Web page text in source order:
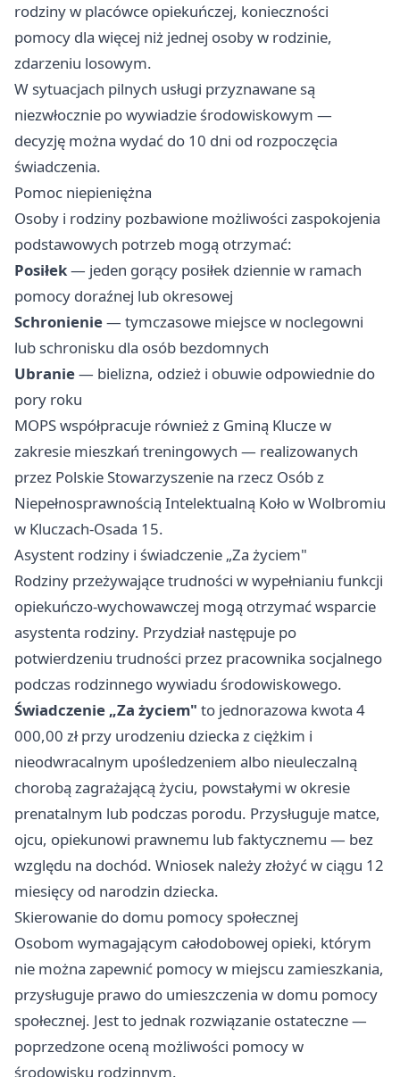
rodziny w placówce opiekuńczej, konieczności
pomocy dla więcej niż jednej osoby w rodzinie,
zdarzeniu losowym.
W sytuacjach pilnych usługi przyznawane są
niezwłocznie po wywiadzie środowiskowym —
decyzję można wydać do 10 dni od rozpoczęcia
świadczenia.
Pomoc niepieniężna
Osoby i rodziny pozbawione możliwości zaspokojenia
podstawowych potrzeb mogą otrzymać:
Posiłek— jeden gorący posiłek dziennie w ramach
pomocy doraźnej lub okresowej
Schronienie— tymczasowe miejsce w noclegowni
lub schronisku dla osób bezdomnych
Ubranie— bielizna, odzież i obuwie odpowiednie do
pory roku
MOPS współpracuje również z Gminą Klucze w
zakresie mieszkań treningowych — realizowanych
przez Polskie Stowarzyszenie na rzecz Osób z
Niepełnosprawnością Intelektualną Koło w Wolbromiu
w Kluczach-Osada 15.
Asystent rodziny i świadczenie „Za życiem"
Rodziny przeżywające trudności w wypełnianiu funkcji
opiekuńczo-wychowawczej mogą otrzymać wsparcie
asystenta rodziny. Przydział następuje po
potwierdzeniu trudności przez pracownika socjalnego
podczas rodzinnego wywiadu środowiskowego.
Świadczenie „Za życiem" to jednorazowa kwota 4
000,00 zł przy urodzeniu dziecka z ciężkim i
nieodwracalnym upośledzeniem albo nieuleczalną
chorobą zagrażającą życiu, powstałymi w okresie
prenatalnym lub podczas porodu. Przysługuje matce,
ojcu, opiekunowi prawnemu lub faktycznemu — bez
względu na dochód. Wniosek należy złożyć w ciągu 12
miesięcy od narodzin dziecka.
Skierowanie do domu pomocy społecznej
Osobom wymagającym całodobowej opieki, którym
nie można zapewnić pomocy w miejscu zamieszkania,
przysługuje prawo do umieszczenia w domu pomocy
społecznej. Jest to jednak rozwiązanie ostateczne —
poprzedzone oceną możliwości pomocy w
środowisku rodzinnym.